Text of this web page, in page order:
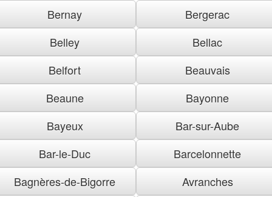
Bernay
Bergerac
Belley
Bellac
Belfort
Beauvais
Beaune
Bayonne
Bayeux
Bar-sur-Aube
Bar-le-Duc
Barcelonnette
Bagnères-de-Bigorre
Avranches